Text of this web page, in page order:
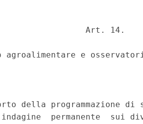
Art. 14.
agroalimentare e
della programmazione di
permanente  sui